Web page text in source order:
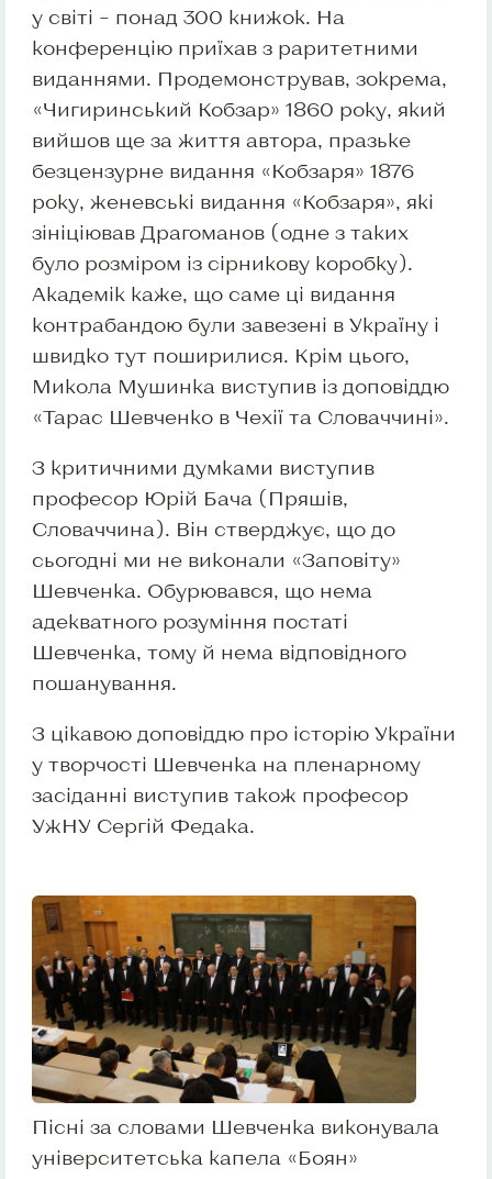
у світі – понад 300 книжок. На
конференцію приїхав з раритетними
виданнями. Продемонстрував, зокрема,
«Чигиринський Кобзар» 1860 року, який
вийшов ще за життя автора, празьке
безцензурне видання «Кобзаря» 1876
року, женевські видання «Кобзаря», які
зініціював Драгоманов (одне з таких
було розміром із сірникову коробку).
Академік каже, що саме ці видання
контрабандою були завезені в Україну і
швидко тут поширилися. Крім цього,
Микола Мушинка виступив із доповіддю
«Тарас Шевченко в Чехії та Словаччині».
З критичними думками виступив
професор Юрій Бача (Пряшів,
Словаччина). Він стверджує, що до
сьогодні ми не виконали «Заповіту»
Шевченка. Обурювався, що нема
адекватного розуміння постаті
Шевченка, тому й нема відповідного
пошанування.
З цікавою доповіддю про історію України
у творчості Шевченка на пленарному
засіданні виступив також професор
УжНУ Сергій Федака.
Пісні за словами Шевченка виконувала
університетська капела «Боян»